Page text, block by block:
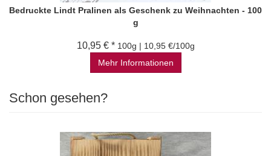
Bedruckte Lindt Pralinen als Geschenk zu Weihnachten - 100
g
10,95 € * 100g | 10,95 €/100g
Mehr Informationen
Schon gesehen?